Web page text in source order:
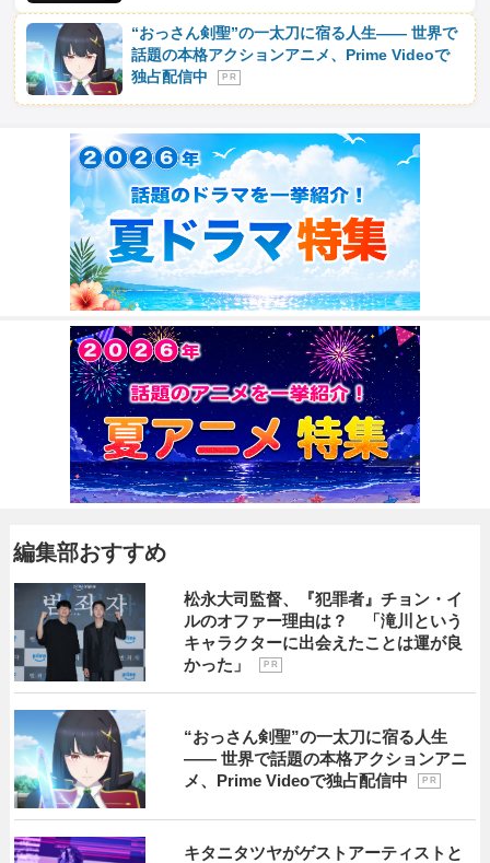
“おっさん剣聖”の一太刀に宿る人生―― 世界で
話題の本格アクションアニメ、Prime Videoで
独占配信中
P R
編集部おすすめ
松永大司監督、『犯罪者』チョン・イ
ルのオファー理由は？ 「滝川という
キャラクターに出会えたことは運が良
かった」
P R
“おっさん剣聖”の一太刀に宿る人生
―― 世界で話題の本格アクションアニ
メ、Prime Videoで独占配信中
P R
キタニタツヤがゲストアーティストと